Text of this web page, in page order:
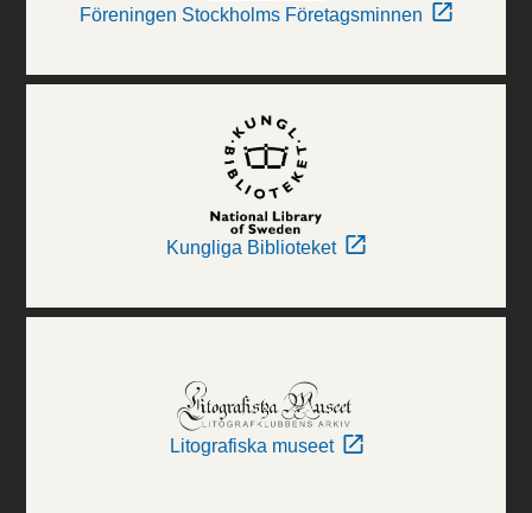
Föreningen Stockholms Företagsminnen
Kungliga Biblioteket
Litografiska museet